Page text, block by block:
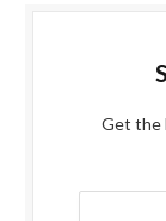
Get the